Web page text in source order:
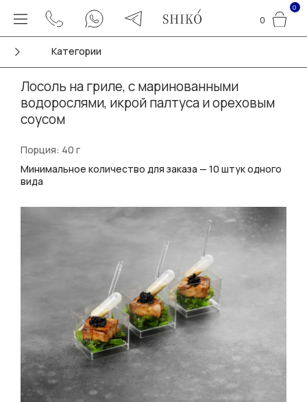
0
0
Категории
Лосоль на гриле, с маринованными
водорослями, икрой палтуса и ореховым
соусом
Порция: 40 г
Минимальное количество для заказа — 10 штук одного
вида